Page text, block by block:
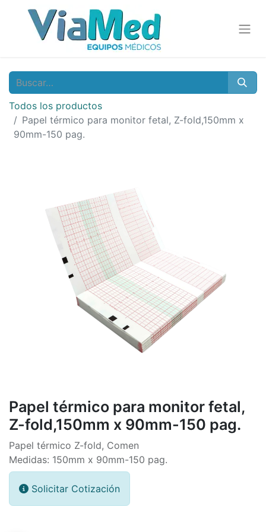
Todos los productos
Papel térmico para monitor fetal, Z-fold,150mm x
90mm-150 pag.
Papel térmico para monitor fetal,
Z-fold,150mm x 90mm-150 pag.
Papel térmico Z-fold, Comen
Medidas: 150mm x 90mm-150 pag.
Solicitar Cotización